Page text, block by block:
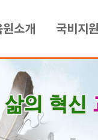
소개 국비지